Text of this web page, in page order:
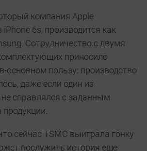
компания Apple
6s, производится как
Сотрудничество с двумя
приносило
основном пользу: производство
даже если один из
не справлялся с заданным
сейчас TSMC выиграла гонку
послужить история еще